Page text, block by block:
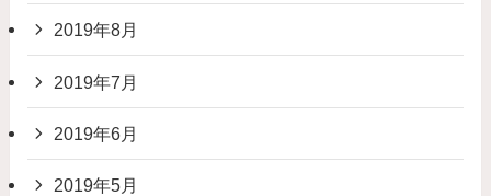
2019年8月
2019年7月
2019年6月
2019年5月